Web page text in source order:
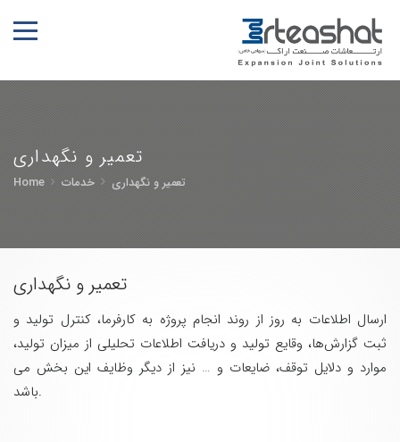
تعمیر و نگهداری
Home خدمات تعمیر و نگهداری
تعمیر و نگهداری
ارسال اطلاعات به روز از روند انجام پروژه به کارفرما، کنترل تولید و
ثبت گزارش‌ها، وقایع تولید و دریافت اطلاعات تحلیلی از میزان تولید،
موارد و دلایل توقف، ضایعات و … نیز از دیگر وظایف این بخش می
باشد.